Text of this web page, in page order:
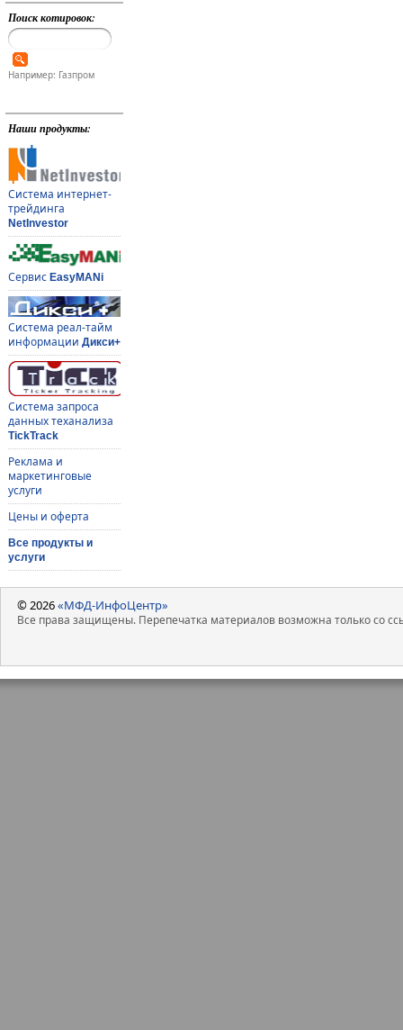
Поиск котировок:
Например: Газпром
Наши продукты:
Система интернет-
трейдинга
NetInvestor
Сервис EasyMANi
Система реал-тайм
информации Дикси+
Система запроса
данных теханализа
TickTrack
Реклама и
маркетинговые
услуги
Цены и оферта
Все продукты и
услуги
© 2026«МФД-ИнфоЦентр»
Все права защищены. Перепечатка материалов возможна только со